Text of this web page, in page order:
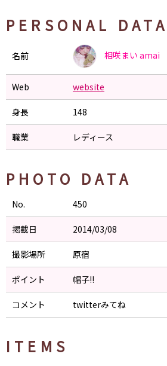
PERSONAL DATA
名前 相咲まい amai
Web website
身長 148
職業 レディース
PHOTO DATA
No. 450
掲載日 2014/03/08
撮影場所 原宿
ポイント 帽子!!
コメント twitterみてね
ITEMS